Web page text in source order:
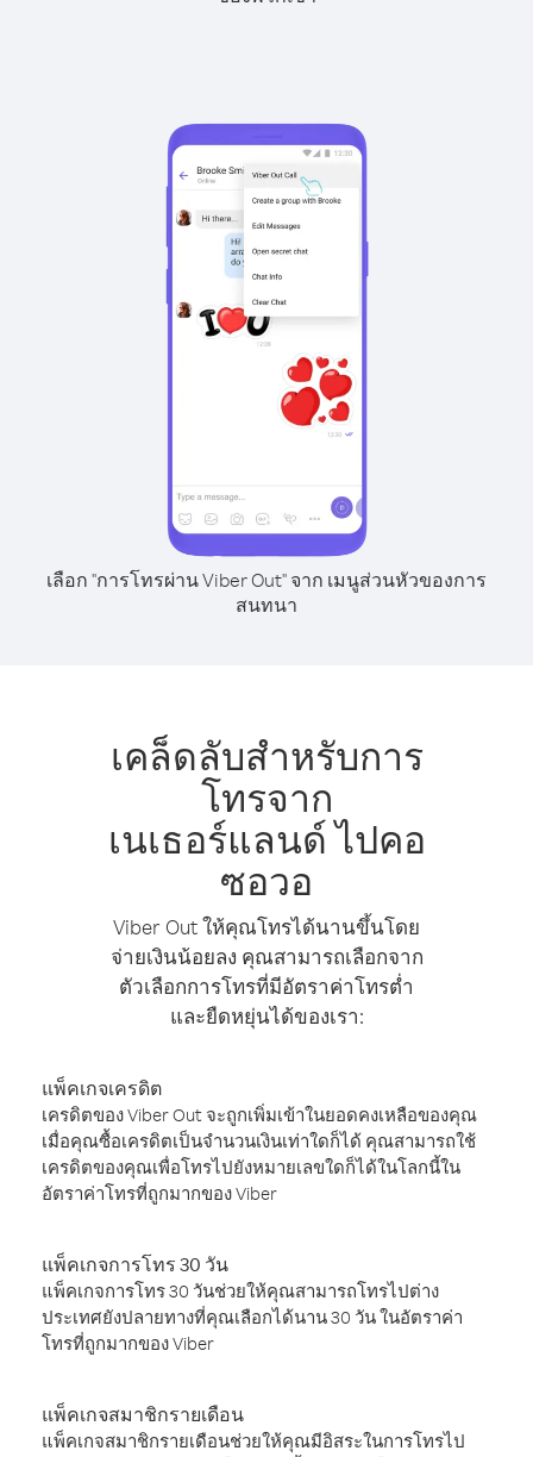
เลือก "การโทรผ่าน Viber Out" จาก เมนูส่วนหัวของการ
สนทนา
เคล็ดลับสำหรับการ
โทรจาก
เนเธอร์แลนด์ ไปคอ
ซอวอ
Viber Out ให้คุณโทรได้นานขึ้นโดย
จ่ายเงินน้อยลง คุณสามารถเลือกจาก
ตัวเลือกการโทรที่มีอัตราค่าโทรต่ำ
และยืดหยุ่นได้ของเรา:
แพ็คเกจเครดิต
เครดิตของ Viber Out จะถูกเพิ่มเข้าในยอดคงเหลือของคุณ
เมื่อคุณซื้อเครดิตเป็นจำนวนเงินเท่าใดก็ได้ คุณสามารถใช้
เครดิตของคุณเพื่อโทรไปยังหมายเลขใดก็ได้ในโลกนี้ใน
อัตราค่าโทรที่ถูกมากของ Viber
แพ็คเกจการโทร 30 วัน
แพ็คเกจการโทร 30 วันช่วยให้คุณสามารถโทรไปต่าง
ประเทศยังปลายทางที่คุณเลือกได้นาน 30 วัน ในอัตราค่า
โทรที่ถูกมากของ Viber
แพ็คเกจสมาชิกรายเดือน
แพ็คเกจสมาชิกรายเดือนช่วยให้คุณมีอิสระในการโทรไป